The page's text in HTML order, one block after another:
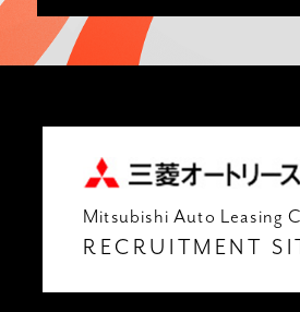
Mitsubishi Auto Leasing
RECRUITMENT